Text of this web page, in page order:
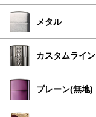
メタル
カスタムライン
プレーン(無地)